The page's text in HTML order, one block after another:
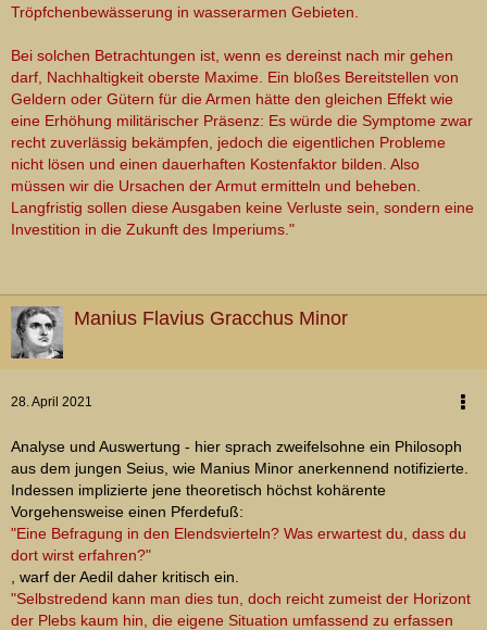
Tröpfchenbewässerung in wasserarmen Gebieten.
Bei solchen Betrachtungen ist, wenn es dereinst nach mir gehen
darf, Nachhaltigkeit oberste Maxime. Ein bloßes Bereitstellen von
Geldern oder Gütern für die Armen hätte den gleichen Effekt wie
eine Erhöhung militärischer Präsenz: Es würde die Symptome zwar
recht zuverlässig bekämpfen, jedoch die eigentlichen Probleme
nicht lösen und einen dauerhaften Kostenfaktor bilden. Also
müssen wir die Ursachen der Armut ermitteln und beheben.
Langfristig sollen diese Ausgaben keine Verluste sein, sondern eine
Investition in die Zukunft des Imperiums. "
Manius Flavius Gracchus Minor
28. April 2021
Analyse und Auswertung - hier sprach zweifelsohne ein Philosoph
aus dem jungen Seius, wie Manius Minor anerkennend notifizierte.
Indessen implizierte jene theoretisch höchst kohärente
Vorgehensweise einen Pferdefuß:
"Eine Befragung in den Elendsvierteln? Was erwartest du, dass du
dort wirst erfahren?"
, warf der Aedil daher kritisch ein.
"Selbstredend kann man dies tun, doch reicht zumeist der Horizont
der Plebs kaum hin, die eigene Situation umfassend zu erfassen